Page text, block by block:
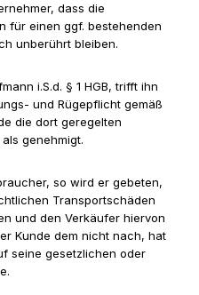
dass die
für einen ggf. bestehenden
unberührt bleiben.
i.S.d. § 1 HGB, trifft ihn
und Rügepflicht gemäß
die dort geregelten
genehmigt.
so wird er gebeten,
Transportschäden
und den Verkäufer hiervon
Kunde dem nicht nach, hat
seine gesetzlichen oder